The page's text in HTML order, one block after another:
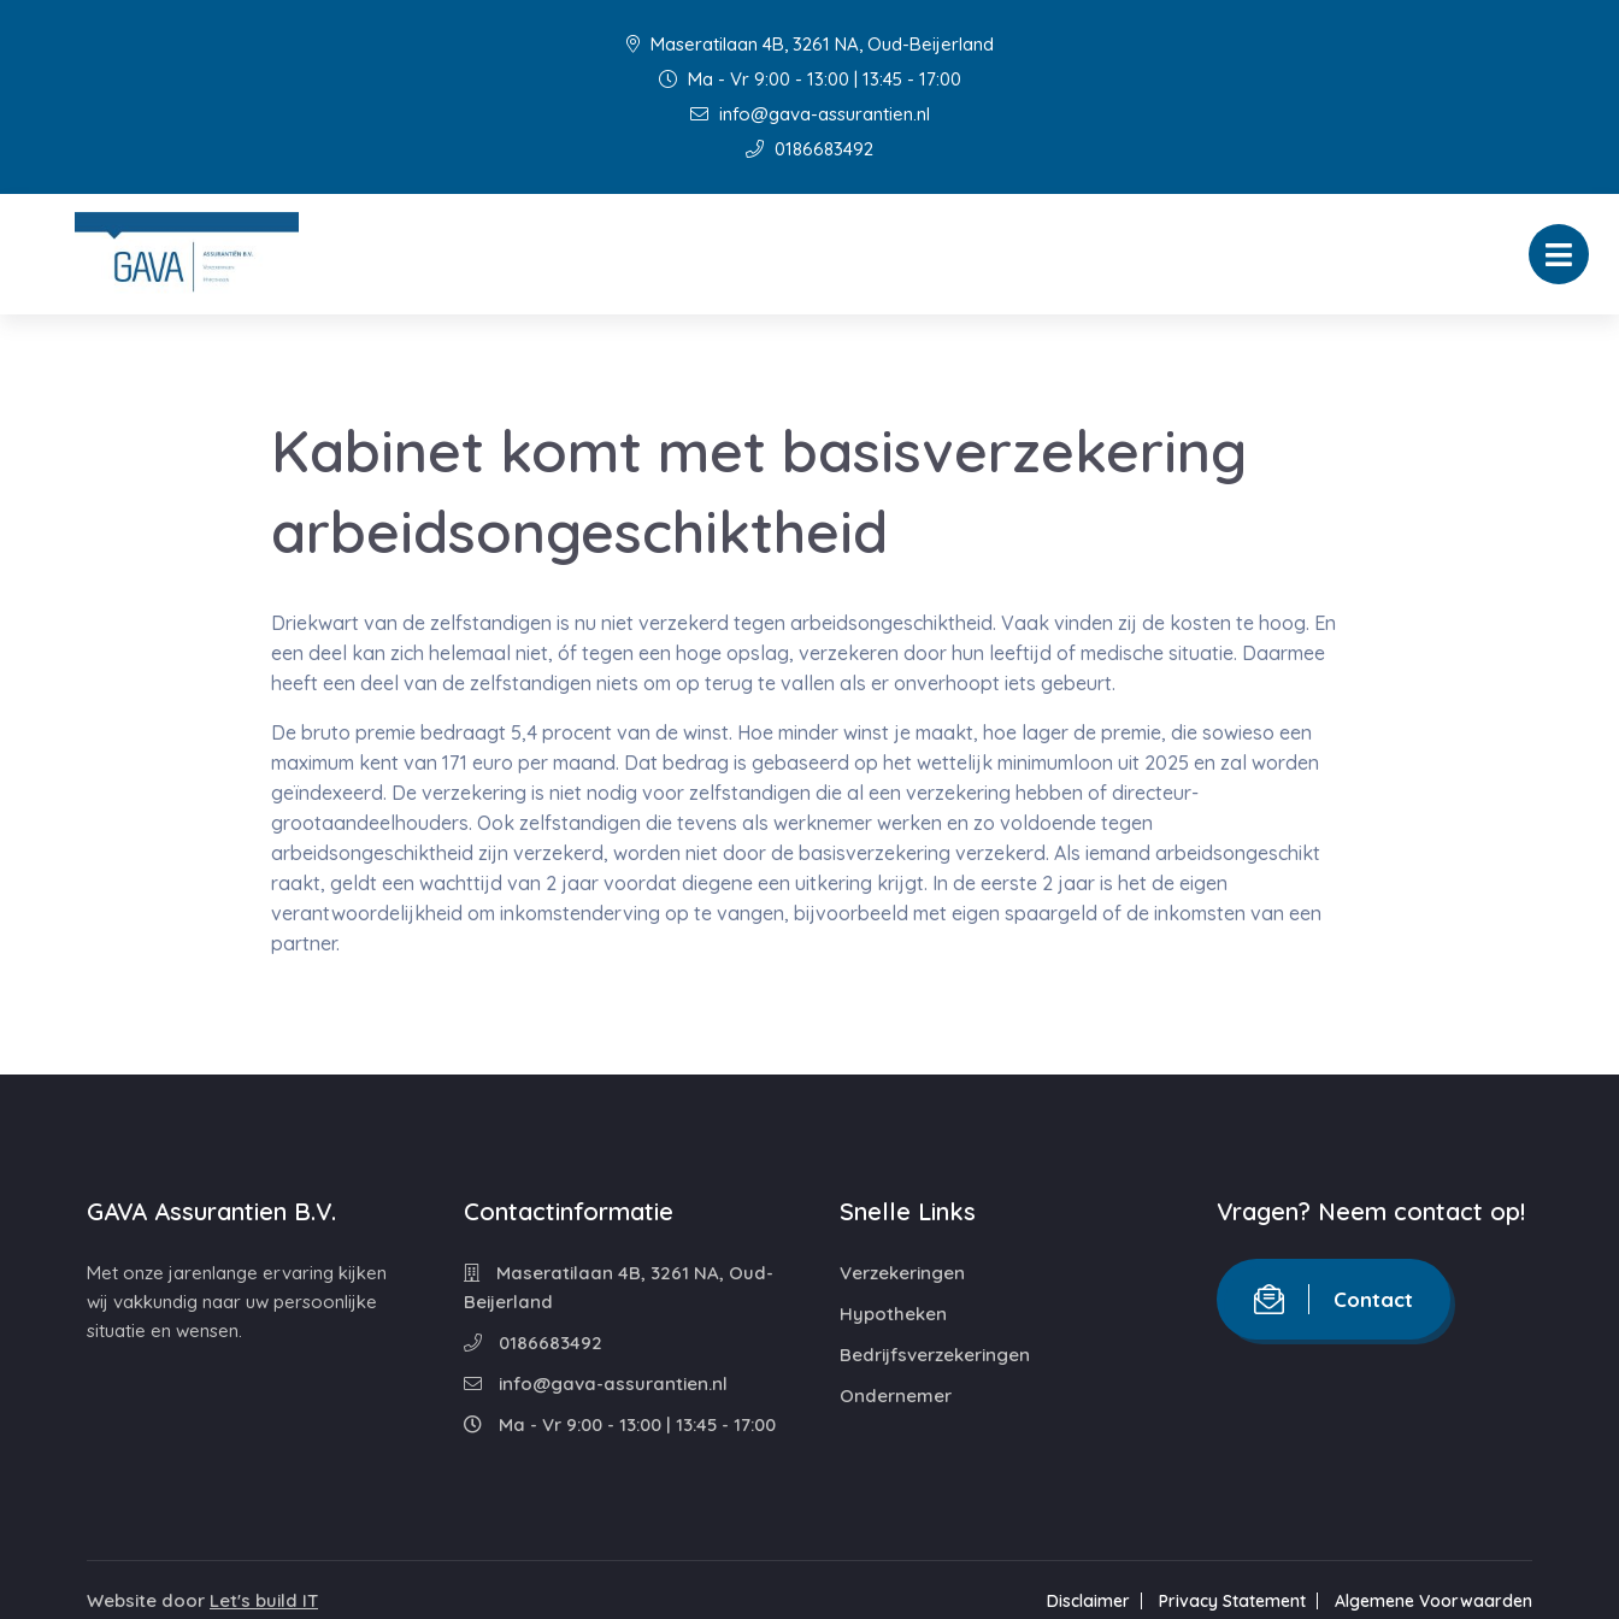
Maseratilaan 4B, 3261 NA, Oud-Beijerland
Ma - Vr 9:00 - 13:00 | 13:45 - 17:00
info@gava-assurantien.nl
0186683492
Kabinet komt met basisverzekering
arbeidsongeschiktheid
Driekwart van de zelfstandigen is nu niet verzekerd tegen arbeidsongeschiktheid. Vaak vinden zij de kosten te hoog. En
een deel kan zich helemaal niet, óf tegen een hoge opslag, verzekeren door hun leeftijd of medische situatie. Daarmee
heeft een deel van de zelfstandigen niets om op terug te vallen als er onverhoopt iets gebeurt.
De bruto premie bedraagt 5,4 procent van de winst. Hoe minder winst je maakt, hoe lager de premie, die sowieso een
maximum kent van 171 euro per maand. Dat bedrag is gebaseerd op het wettelijk minimumloon uit 2025 en zal worden
geïndexeerd. De verzekering is niet nodig voor zelfstandigen die al een verzekering hebben of directeur-
grootaandeelhouders. Ook zelfstandigen die tevens als werknemer werken en zo voldoende tegen
arbeidsongeschiktheid zijn verzekerd, worden niet door de basisverzekering verzekerd. Als iemand arbeidsongeschikt
raakt, geldt een wachttijd van 2 jaar voordat diegene een uitkering krijgt. In de eerste 2 jaar is het de eigen
verantwoordelijkheid om inkomstenderving op te vangen, bijvoorbeeld met eigen spaargeld of de inkomsten van een
partner.
GAVA Assurantien B.V.
Met onze jarenlange ervaring kijken
wij vakkundig naar uw persoonlijke
situatie en wensen.
Contactinformatie
Maseratilaan 4B, 3261 NA, Oud-
Beijerland
0186683492
info@gava-assurantien.nl
Ma - Vr 9:00 - 13:00 | 13:45 - 17:00
Snelle Links
Verzekeringen
Hypotheken
Bedrijfsverzekeringen
Ondernemer
Vragen? Neem contact op!
Contact
Website door Let's build IT Disclaimer Privacy Statement Algemene Voorwaarden